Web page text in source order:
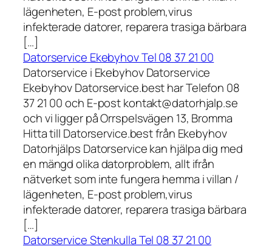
lägenheten, E-post problem,virus
infekterade datorer, reparera trasiga bärbara
[…]
Datorservice Ekebyhov Tel 08 37 21 00
Datorservice i Ekebyhov Datorservice
Ekebyhov Datorservice.best har Telefon 08
37 21 00 och E-post kontakt@datorhjalp.se
och vi ligger på Orrspelsvägen 13, Bromma
Hitta till Datorservice.best från Ekebyhov
Datorhjälps Datorservice kan hjälpa dig med
en mängd olika datorproblem, allt ifrån
nätverket som inte fungera hemma i villan /
lägenheten, E-post problem,virus
infekterade datorer, reparera trasiga bärbara
[…]
Datorservice Stenkulla Tel 08 37 21 00